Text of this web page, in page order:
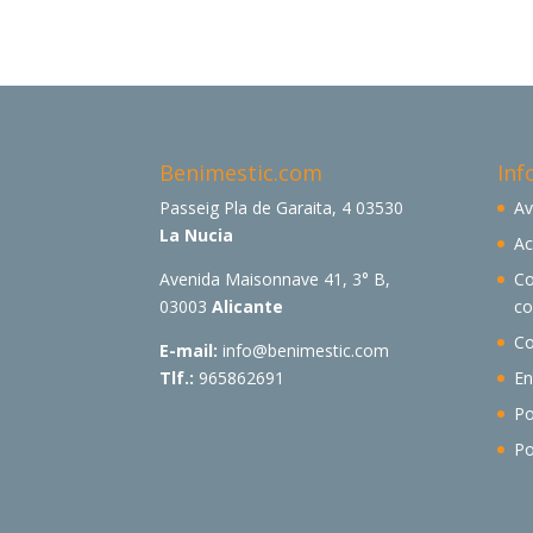
Benimestic.com
Passeig Pla de Garaita, 4 03530
La Nucia
Avenida Maisonnave 41, 3° B,
03003Alicante
E-mail: info@benimestic.com
Tlf.: 965862691